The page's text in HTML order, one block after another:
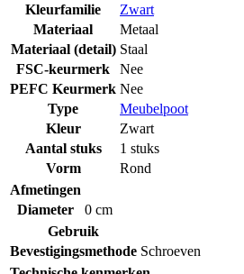
Kleurfamilie
Zwart
Materiaal
Metaal
Materiaal (detail) Staal
FSC-keurmerk
Nee
PEFC Keurmerk Nee
Type
Meubelpoot
Kleur
Zwart
Aantal stuks
1 stuks
Vorm
Rond
Afmetingen
Diameter
0 cm
Gebruik
Bevestigingsmethode Schroeven